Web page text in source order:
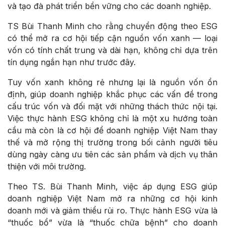
và tạo đà phát triển bền vững cho các doanh nghiệp.
TS Bùi Thanh Minh cho rằng chuyển động theo ESG
có thể mở ra cơ hội tiếp cận nguồn vốn xanh — loại
vốn có tính chất trung và dài hạn, không chỉ dựa trên
tín dụng ngắn hạn như trước đây.
Tuy vốn xanh không rẻ nhưng lại là nguồn vốn ổn
định, giúp doanh nghiệp khắc phục các vấn đề trong
cấu trúc vốn và đối mặt với những thách thức nội tại.
Việc thực hành ESG không chỉ là một xu hướng toàn
cầu mà còn là cơ hội để doanh nghiệp Việt Nam thay
thế và mở rộng thị trường trong bối cảnh người tiêu
dùng ngày càng ưu tiên các sản phẩm và dịch vụ thân
thiện với môi trường.
Theo TS. Bùi Thanh Minh, việc áp dụng ESG giúp
doanh nghiệp Việt Nam mở ra những cơ hội kinh
doanh mới và giảm thiểu rủi ro. Thực hành ESG vừa là
“thuốc bổ” vừa là “thuốc chữa bệnh” cho doanh